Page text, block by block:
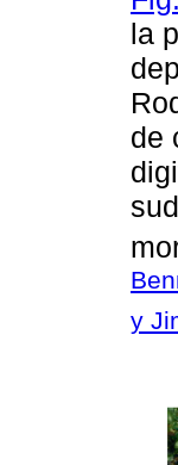
la
de
y